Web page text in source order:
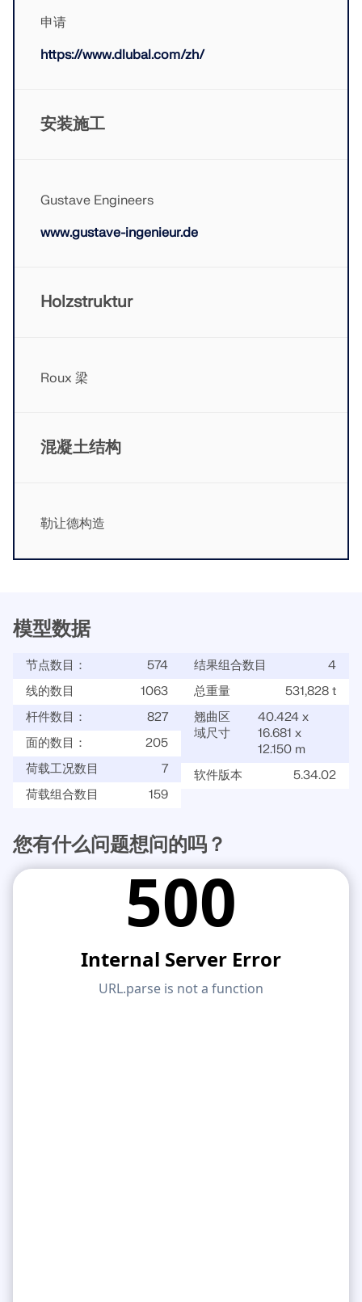
旧版产品
申请
https://www.dlubal.com/zh/
安装施工
Gustave Engineers
www.gustave-ingenieur.de
Holzstruktur
Roux 梁
混凝土结构
勒让德构造
模型数据
节点数目：
574
线的数目
1063
杆件数目：
827
面的数目：
205
荷载工况数目
7
荷载组合数目
159
结果组合数目
4
总重量
531,828 t
翘曲区
域尺寸
40.424 x
16.681 x
12.150 m
软件版本
5.34.02
您有什么问题想问的吗？